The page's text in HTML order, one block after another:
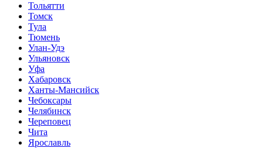
Тольятти
Томск
Тула
Тюмень
Улан-Удэ
Ульяновск
Уфа
Хабаровск
Ханты-Мансийск
Чебоксары
Челябинск
Череповец
Чита
Ярославль